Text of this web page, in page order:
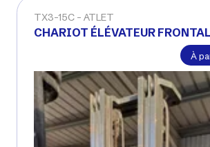
Voir matériel neuf
Occasion
CHARIOT ÉLÉVATEUR FRONTAL
ATLET
TX3-15C
À